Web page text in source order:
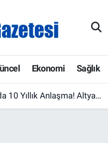
Ekonomi Sağlık
Altyapıda Yeni Dönem Başlıyor